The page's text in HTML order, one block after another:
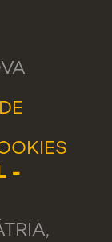
-